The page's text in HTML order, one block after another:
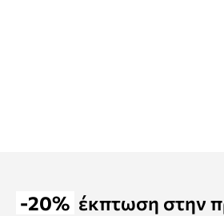
-20% έκπτωση στην